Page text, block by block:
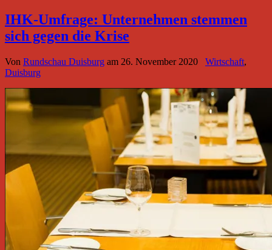
IHK-Umfrage: Unternehmen stemmen
sich gegen die Krise
Von Rundschau Duisburg am 26. November 2020 Wirtschaft,
Duisburg